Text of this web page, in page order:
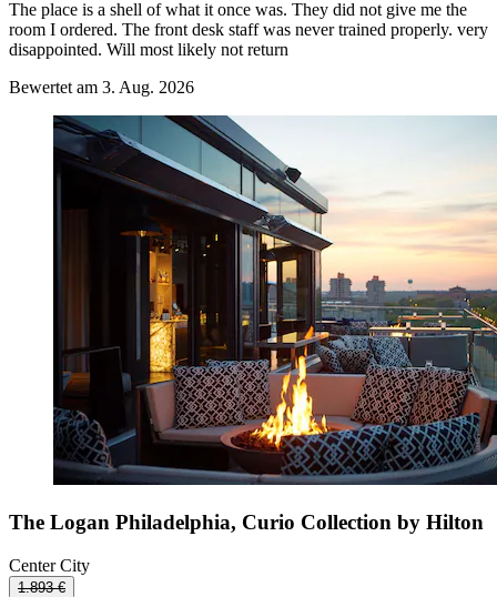
The place is a shell of what it once was. They did not give me the
room I ordered. The front desk staff was never trained properly. very
disappointed. Will most likely not return
Bewertet am 3. Aug. 2026
The Logan Philadelphia, Curio Collection by Hilton
Center City
1.893 €